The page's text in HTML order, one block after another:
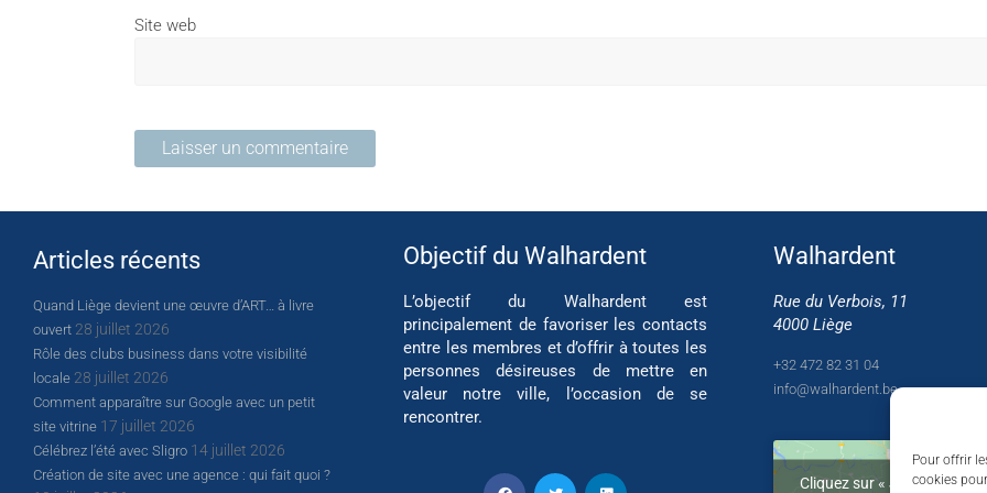
Pour offrir
cookies
Site web
Articles récents
Quand Liège devient une œuvre d’ART… à livre
ouvert 28 juillet 2026
Rôle des clubs business dans votre visibilité
locale 28 juillet 2026
Comment apparaître sur Google avec un petit
site vitrine 17 juillet 2026
Célébrez l’été avec Sligro 14 juillet 2026
Création de site avec une agence : qui fait quoi ?
Objectif du Walhardent
L’objectif du Walhardent est
principalement de favoriser les contacts
entre les membres et d’offrir à toutes les
personnes désireuses de mettre en
valeur notre ville, l’occasion de se
rencontrer.
Walhardent
Rue du Verbois, 11
4000 Liège
+32 472 82 31 04
info@walhardent.be
Cliquez sur « J’accepte »